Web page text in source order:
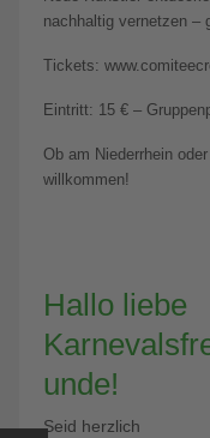
nachhaltig vernetzen –
Tickets:
Eintritt: 15 € –
Ob am Niederrhein
willkommen!
Hallo liebe
unde!
Seid herzlich